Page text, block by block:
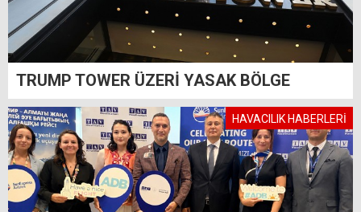
TRUMP TOWER ÜZERİ YASAK BÖLGE
HAVACILIK HABERLERİ